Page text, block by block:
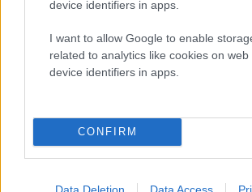
device identifiers in apps.
I want to allow Google to enable
related to analytics like cookies on web
device identifiers in apps.
CONFIRM
Data Deletion Data Access
Πέμπτη